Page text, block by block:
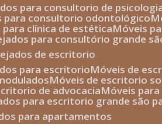
para consultorio de
para consultorio odontológico
para clínica de estética móveis
para consultório grande
de escritorio
para escritorio móveis de
móveis de escritorio
de advocacia móveis
para escritorio grande são
para apartamentos